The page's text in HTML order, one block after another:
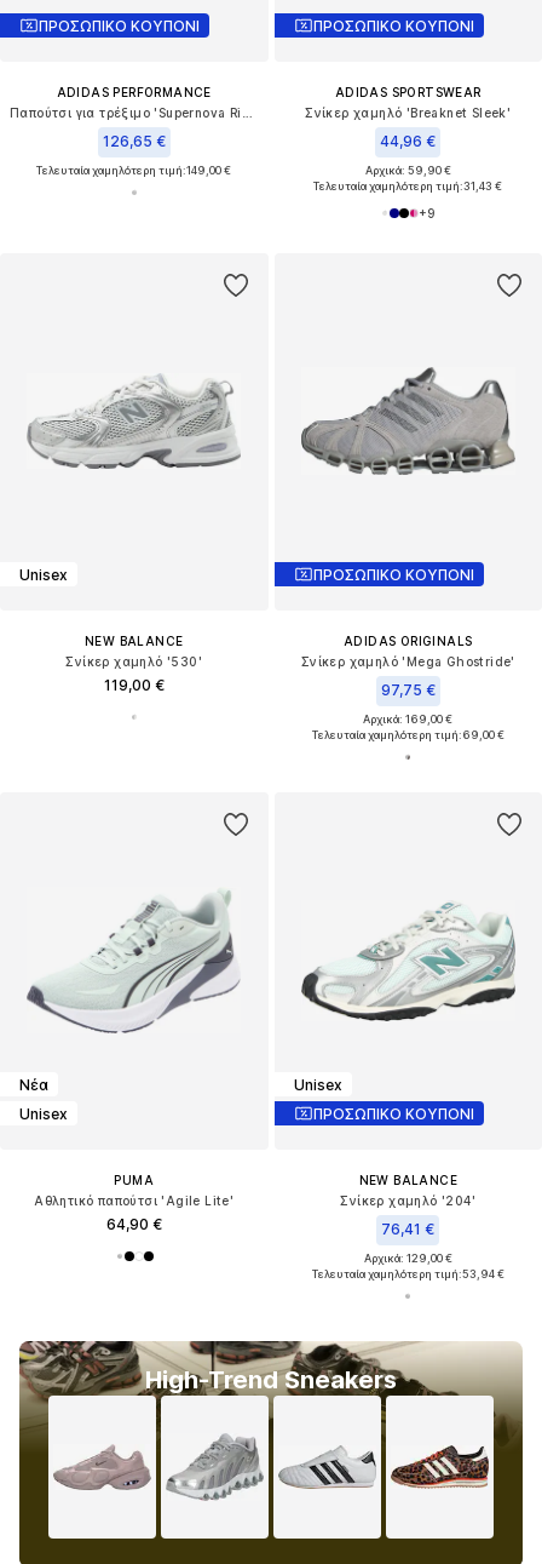
ΠΡΟΣΩΠΙΚΟ ΚΟΥΠΟΝΙ
ADIDAS PERFORMANCE
126,65 €
Τελευταία χαμηλότερη τιμή:149,00 €
ΠΡΟΣΩΠΙΚΟ ΚΟΥΠΟΝΙ
ADIDAS SPORTSWEAR
Σνίκερ χαμηλό 'Breaknet Sleek'
44,96 €
Αρχικά: 59,90 €
Τελευταία χαμηλότερη τιμή:31,43 €
+9
Unisex
NEW BALANCE
Σνίκερ χαμηλό '530'
119,00 €
ΠΡΟΣΩΠΙΚΟ ΚΟΥΠΟΝΙ
ADIDAS ORIGINALS
Σνίκερ χαμηλό 'Mega Ghostride'
97,75 €
Αρχικά: 169,00 €
Τελευταία χαμηλότερη τιμή:69,00 €
Νέα
Unisex
PUMA
Αθλητικό παπούτσι 'Agile Lite'
64,90 €
High-Trend Sneakers
Unisex
ΠΡΟΣΩΠΙΚΟ ΚΟΥΠΟΝΙ
NEW BALANCE
Σνίκερ χαμηλό '204'
76,41 €
Αρχικά: 129,00 €
Τελευταία χαμηλότερη τιμή:53,94 €